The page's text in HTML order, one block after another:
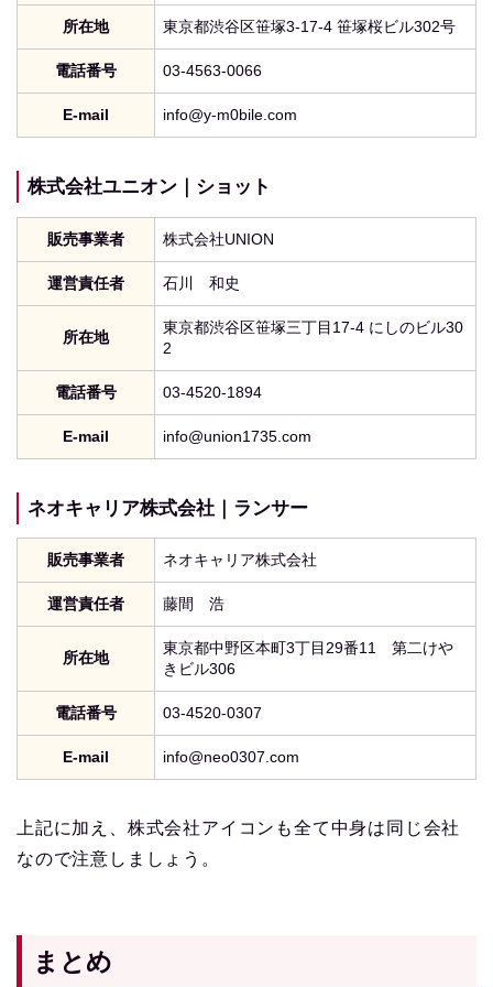
所在地 東京都渋谷区笹塚3-17-4 笹塚桜ビル302号
電話番号 03-4563-0066
E-mail info@y-m0bile.com
株式会社ユニオン｜ショット
販売事業者 株式会社UNION
運営責任者 石川 和史
所在地
東京都渋谷区笹塚三丁目17-4 にしのビル30
2
電話番号 03-4520-1894
E-mail info@union1735.com
ネオキャリア株式会社｜ランサー
販売事業者 ネオキャリア株式会社
運営責任者 藤間 浩
所在地
東京都中野区本町3丁目29番11 第二けや
きビル306
電話番号 03-4520-0307
E-mail info@neo0307.com
上記に加え、株式会社アイコンも全て中身は同じ会社
なので注意しましょう。
まとめ